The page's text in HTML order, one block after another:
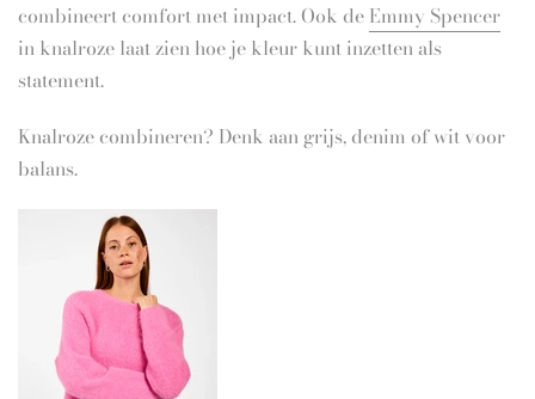
combineert comfort met impact. Ook de Emmy Spencer
in knalroze laat zien hoe je kleur kunt inzetten als
statement.
Knalroze combineren? Denk aan grijs, denim of wit voor
balans.